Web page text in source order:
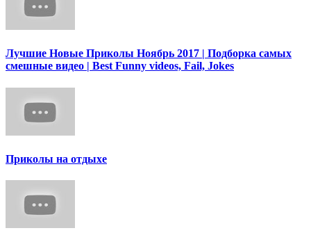
Лучшие Новые Приколы Ноябрь 2017 | Подборка самых
смешные видео | Best Funny videos, Fail, Jokes
Приколы на отдыхе